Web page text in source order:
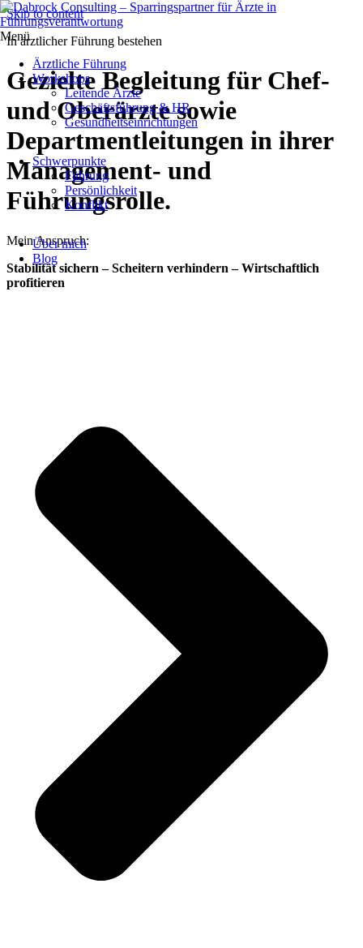
Skip to content
Menü
Ärztliche Führung
Workshops
Leitende Ärzte
Geschäftsführung & HR
Gesundheitseinrichtungen
Schwerpunkte
Führung
Persönlichkeit
Konflikt
Über mich
Blog
In ärztlicher Führung bestehen
Gezielte Begleitung für Chef-
und Oberärzte sowie
Departmentleitungen in ihrer
Management- und
Führungsrolle.
Mein Anspruch:
Stabilität sichern – Scheitern verhindern – Wirtschaftlich
profitieren